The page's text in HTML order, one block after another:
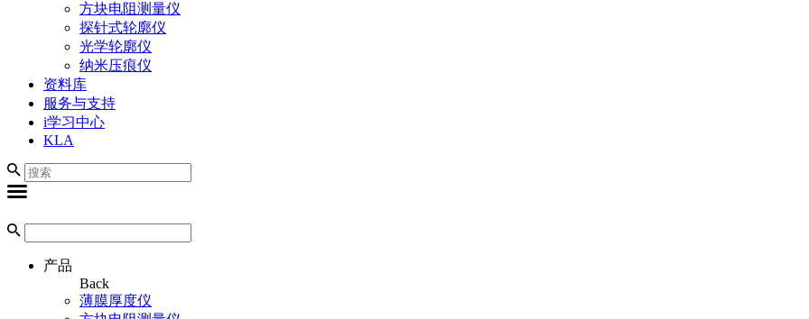
方块电阻测量仪
探针式轮廓仪
光学轮廓仪
纳米压痕仪
资料库
服务与支持
i学习中心
KLA
产品
Back
薄膜厚度仪